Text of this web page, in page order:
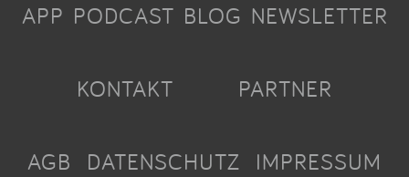
APP PODCAST BLOG NEWSLETTER
KONTAKT PARTNER
AGB DATENSCHUTZ IMPRESSUM